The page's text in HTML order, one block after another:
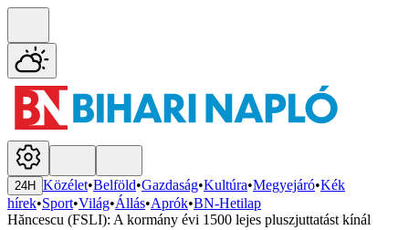
24H Közélet•Belföld•Gazdaság•Kultúra•Megyejáró•Kék
hírek•Sport•Világ•Állás•Aprók•BN-Hetilap
Hăncescu (FSLI): A kormány évi 1500 lejes pluszjuttatást kínál